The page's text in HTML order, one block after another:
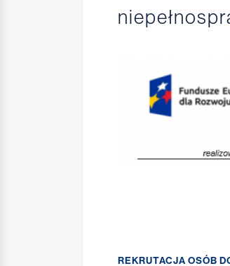
REKRUTACJA OSÓB